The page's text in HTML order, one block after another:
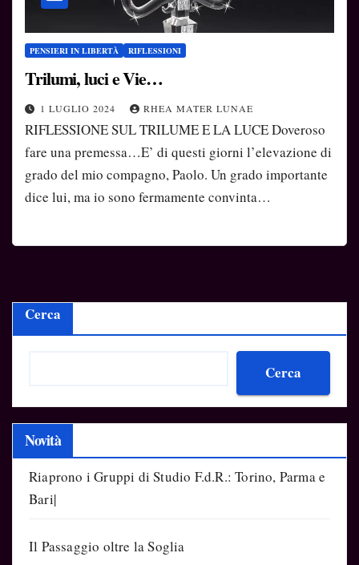
PENSIERI IN LIBERTÀ RIFLESSIONI
Trilumi, luci e Vie…
1 LUGLIO 2024 RHEA MATER LUNAE
RIFLESSIONE SUL TRILUME E LA LUCE Doveroso
fare una premessa…E’ di questi giorni l’elevazione di
grado del mio compagno, Paolo. Un grado importante
dice lui, ma io sono fermamente convinta…
Cerca
Cerca
Novità
Riaprono i Gruppi di Studio F.d.R.: Torino, Parma e
Bari|
Il Passaggio oltre la Soglia